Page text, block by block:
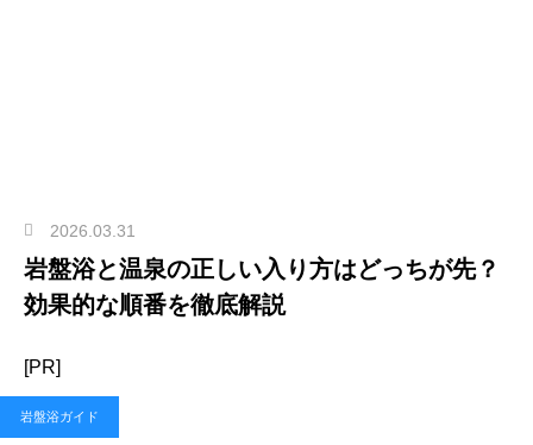
2026.03.31
岩盤浴と温泉の正しい入り方はどっちが先？
効果的な順番を徹底解説
[PR]
岩盤浴ガイド